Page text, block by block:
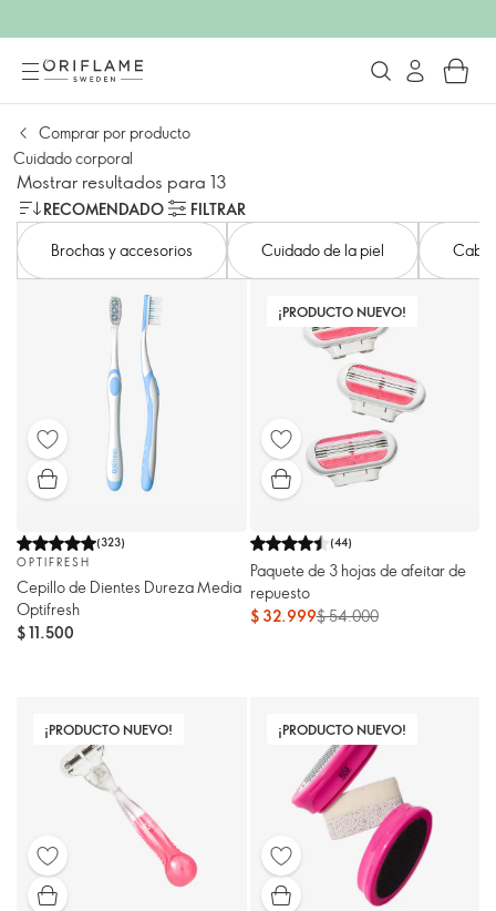
Comprar por producto
Cuidado corporal
Mostrar resultados para 13
RECOMENDADO
FILTRAR
Brochas y accesorios
Cuidado de la piel
(323)
OPTIFRESH
Cepillo de Dientes Dureza Media
Optifresh
$ 11.500
¡PRODUCTO NUEVO!
(44)
Paquete de 3 hojas de afeitar de
repuesto
$ 32.999$ 54.000
¡PRODUCTO NUEVO! ¡PRODUCTO NUEVO!